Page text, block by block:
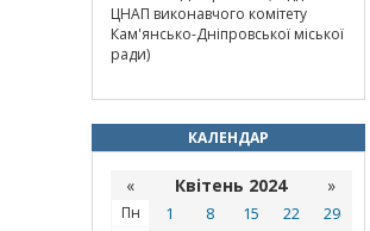
ЦНАП виконавчого комітету
Кам'янсько-Дніпровської міської
ради)
КАЛЕНДАР
« Квітень 2024 »
Пн 1 8 15 22 29